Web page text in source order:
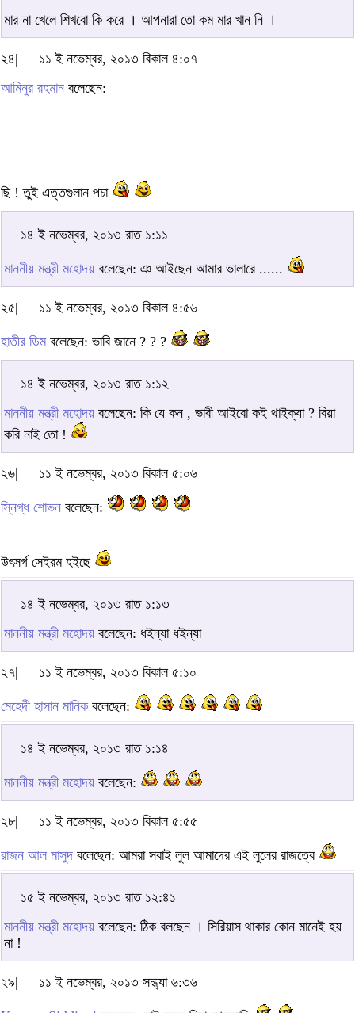
মার না খেলে শিখবো কি করে । আপনারা তো কম মার খান নি ।
২৪|
১১ ই নভেম্বর, ২০১৩ বিকাল ৪:০৭
আমিনুর রহমান বলেছেন:
ছি ! তুই এত্তগুলান পচা
১৪ ই নভেম্বর, ২০১৩ রাত ১:১১
মাননীয় মন্ত্রী মহোদয় বলেছেন: ঞ আইছেন আমার ভালারে ......
২৫| ১১ ই নভেম্বর, ২০১৩ বিকাল ৪:৫৬
হাতীর ডিমবলেছেন: ভাবি জানে ? ? ?
১৪ ই নভেম্বর, ২০১৩ রাত ১:১২
মাননীয় মন্ত্রী মহোদয় বলেছেন: কি যে কন , ভাবী আইবো কই থাইক্যা ? বিয়া
করি নাই তো !
২৬| ১১ ই নভেম্বর, ২০১৩ বিকাল ৫:০৬
স্নিগ্ধ শোভন বলেছেন:
উৎসর্গ সেইরম হইছে
১৪ ই নভেম্বর, ২০১৩ রাত ১:১৩
মাননীয় মন্ত্রী মহোদয় বলেছেন: ধইন্যা ধইন্যা
২৭| ১১ ই নভেম্বর, ২০১৩ বিকাল ৫:১০
মেহেদী হাসান মানিকবলেছেন:
১৪ ই নভেম্বর, ২০১৩ রাত ১:১৪
মাননীয় মন্ত্রী মহোদয় বলেছেন:
২৮| ১১ ই নভেম্বর, ২০১৩ বিকাল ৫:৫৫
রাজন আল মাসুদ বলেছেন: আমরা সবাই লুল আমাদের এই লুলের রাজত্বে
১৫ ই নভেম্বর, ২০১৩ রাত ১২:৪১
মাননীয় মন্ত্রী মহোদয় বলেছেন: ঠিক বলছেন । সিরিয়াস থাকার কোন মানেই হয়
না !
২৯| ১১ ই নভেম্বর, ২০১৩ সন্ধ্যা ৬:৩৬